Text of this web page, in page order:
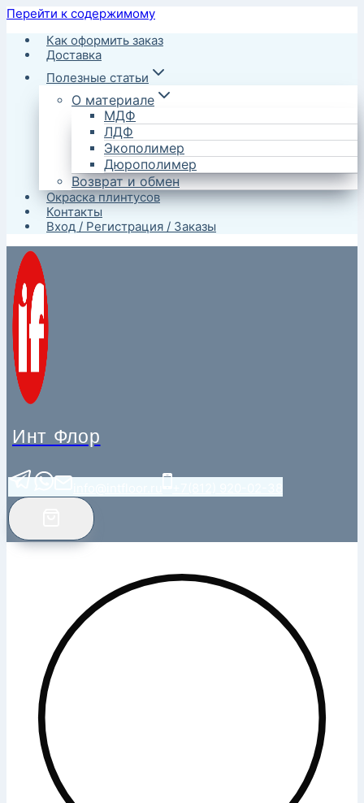
Перейти к содержимому
Как оформить заказ
Доставка
Полезные статьи
О материале
МДФ
ЛДФ
Экополимер
Дюрополимер
Возврат и обмен
Окраска плинтусов
Контакты
Вход / Регистрация / Заказы
Инт Флор